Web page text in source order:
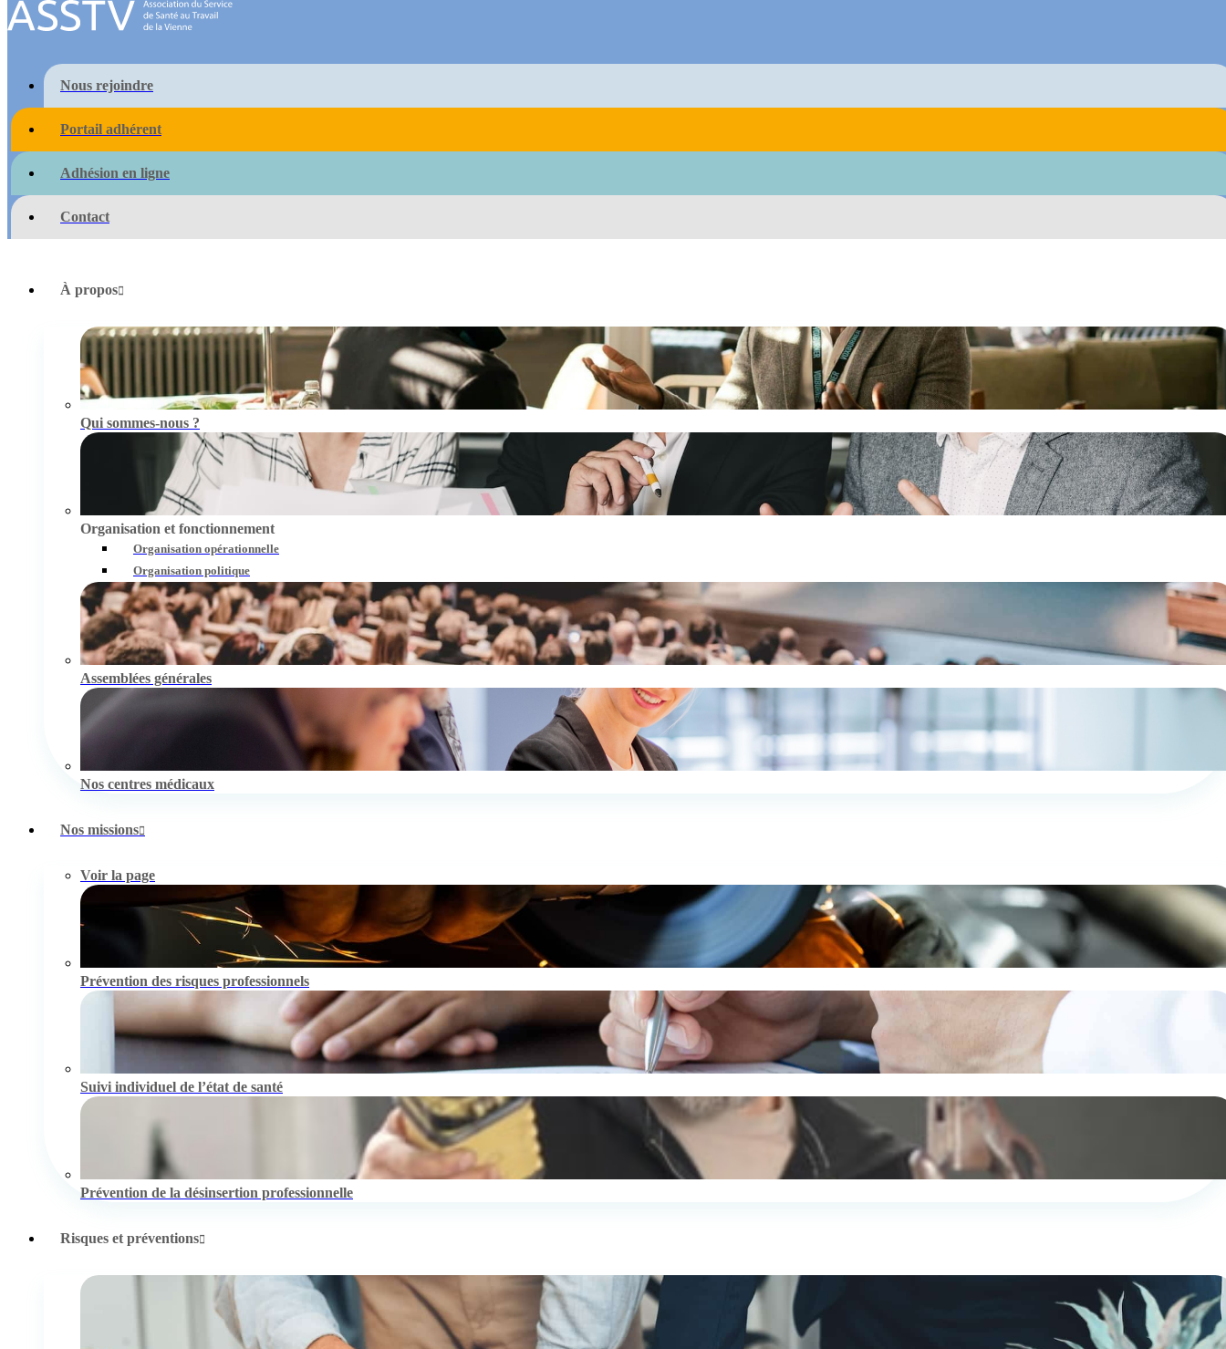
Nous rejoindre
Portail adhérent
Adhésion en ligne
Contact
À propos
Qui sommes-nous ?
Organisation et fonctionnement
Organisation opérationnelle
Organisation politique
Assemblées générales
Nos centres médicaux
Nos missions
Voir la page
Prévention des risques professionnels
Suivi individuel de l’état de santé
Prévention de la désinsertion professionnelle
Risques et préventions